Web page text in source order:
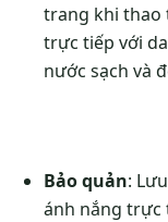
trang khi thao
trực tiếp với
nước sạch và
Bảo quản:
ánh nắng trực